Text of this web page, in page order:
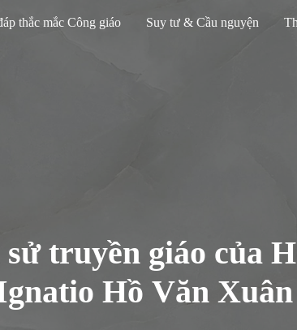
thắc mắc Công giáo Suy tư & Cầu nguyện
truyền giáo của
Hồ Văn Xuân